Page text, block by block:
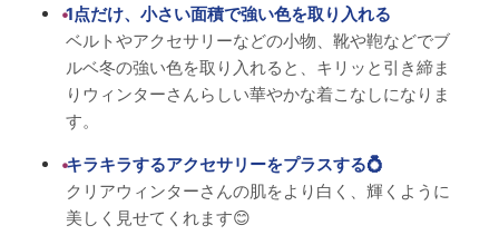
1点だけ、小さい面積で強い色を取り入れる
ベルトやアクセサリーなどの小物、靴や鞄などでブ
ルベ冬の強い色を取り入れると、キリッと引き締ま
りウィンターさんらしい華やかな着こなしになりま
す。
キラキラするアクセサリーをプラスする💍
クリアウィンターさんの肌をより白く、輝くように
美しく見せてくれます😊